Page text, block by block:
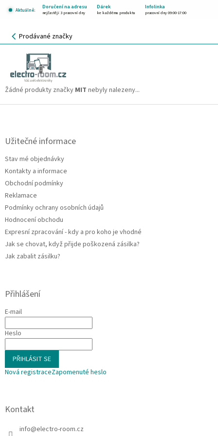
Aktuálně:
Doručení na adresu Dárek Infolinka
nejčastěji 3 pracovní dny ke každému produktu pracovní dny 09:00-17:00
NÁKUPNÍ
KOŠÍK
Prodávané značky
Žádné produkty značky MIT nebyly nalezeny...
Z
Užitečné informace
Stav mé objednávky
Kontakty a informace
Obchodní podmínky
Reklamace
Podmínky ochrany osobních údajů
Hodnocení obchodu
Expresní zpracování - kdy a pro koho je vhodné
Jak se chovat, když přijde poškozená zásilka?
Jak zabalit zásilku?
Přihlášení
E-mail
Heslo
PŘIHLÁSIT SE
Nová registraceZapomenuté heslo
Kontakt
info@electro-room.cz